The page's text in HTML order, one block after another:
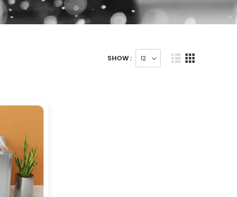
SHOW :